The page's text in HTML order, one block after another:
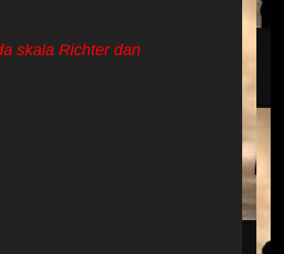
skala Richter dan